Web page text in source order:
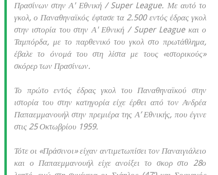
Πρασίνων στην Α' Εθνική / Super League. Με αυτό το
γκολ, ο Παναθηναϊκός έφτασε τα 2.500 εντός έδρας γκολ
στην ιστορία του στην Α' Εθνική / Super League και ο
Ταμπόρδα, με το παρθενικό του γκολ στο πρωτάθλημα,
έβαλε το όνομά του στη λίστα με τους «ιστορικούς»
σκόρερ των Πρασίνων.
Το πρώτο εντός έδρας γκολ του Παναθηναϊκού στην
ιστορία του στην κατηγορία είχε έρθει από τον Ανδρέα
Παπαεμμανουήλ στην πρεμιέρα της Α’ Εθνικής, που έγινε
στις 25 Οκτωβρίου 1959.
Τότε οι «Πράσινοι» είχαν αντιμετωπίσει τον Παναιγιάλειο
και ο Παπαεμμανουήλ είχε ανοίξει το σκορ στο 28ο